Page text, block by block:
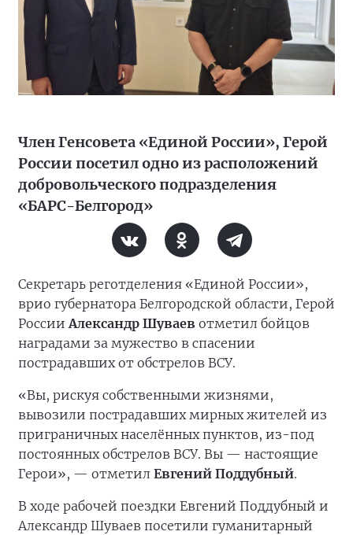
Член Генсовета «Единой России», Герой
России посетил одно из расположений
добровольческого подразделения
«БАРС-Белгород»
Секретарь реготделения «Единой России»,
врио губернатора Белгородской области, Герой
РоссииАлександр Шуваев отметил бойцов
наградами за мужество в спасении
пострадавших от обстрелов ВСУ.
«Вы, рискуя собственными жизнями,
вывозили пострадавших мирных жителей из
приграничных населённых пунктов, из-под
постоянных обстрелов ВСУ. Вы — настоящие
Герои», — отметил Евгений Поддубный.
В ходе рабочей поездки Евгений Поддубный и
Александр Шуваев посетили гуманитарный